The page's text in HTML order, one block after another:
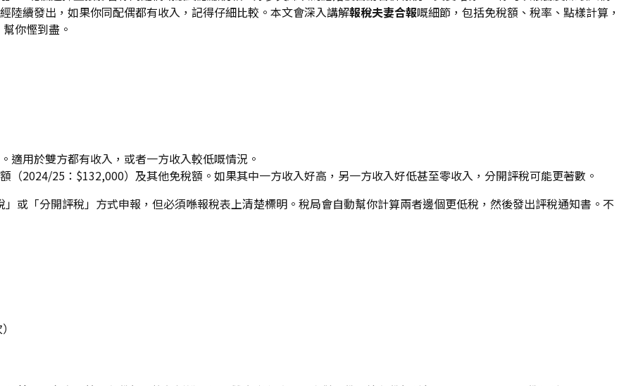
續發出，如果你同配偶都有收入，記得仔細比較。本文會深入講解報稅夫妻合報嘅細節，包括免稅額、稅率、點樣計算，
你慳到盡。
適用於雙方都有收入，或者一方收入較低嘅情況。
（2024/25：$132,000）及其他免稅額。如果其中一方收入好高，另一方收入好低甚至零收入，分開評稅可能更著數。
或「分開評稅」方式申報，但必須喺報稅表上清楚標明。稅局會自動幫你計算兩者邊個更低稅，然後發出評稅通知書。不